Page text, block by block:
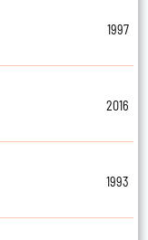
1997
2016
1993